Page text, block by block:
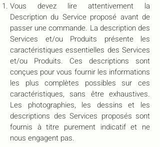
Vous devez lire attentivement la
Description du Service proposé avant de
passer une commande. La description des
Services et/ou Produits présente les
caractéristiques essentielles des Services
et/ou Produits. Ces descriptions sont
conçues pour vous fournir les informations
les plus complètes possibles sur ces
caractéristiques, sans être exhaustives.
Les photographies, les dessins et les
descriptions des Services proposés sont
fournis à titre purement indicatif et ne
nous engagent pas.